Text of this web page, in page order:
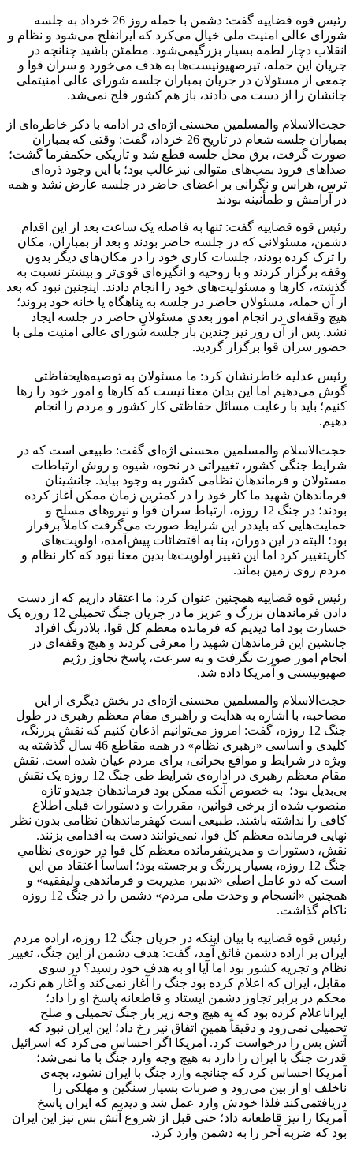
رئیس قوه قضاییه گفت: دشمن با حمله روز 26 خرداد به جلسه
شورای عالی امنیت ملی خیال می‌کرد که ایرانفلج می‌شود و نظام و
انقلاب دچار لطمه بسیار بزرگیمی‌شود. مطمئن باشید چنانچه در
جریان این حمله، تیرصهیونیست‌ها به هدف می‌خورد و سران قوا و
جمعی از مسئولان در جریان بمباران جلسه شورای عالی امنیتملی
جانشان را از دست می دادند، باز هم کشور فلج نمی‌شد.
حجت‌الاسلام والمسلمین محسنی اژه‌ای در ادامه با ذکر خاطره‌ای از
بمباران جلسه شعام در تاریخ 26 خرداد، گفت: وقتی که بمباران
صورت گرفت، برق محل جلسه قطع شد و تاریکی حکمفرما گشت؛
صداهای فرود بمب‌های متوالی نیز غالب بود؛ با این وجود ذره‌ای
ترس، هراس و نگرانی بر اعضای حاضر در جلسه عارض نشد و همه
در آرامش و طمأنینه بودند
رئیس قوه قضاییه گفت: تنها به فاصله یک ساعت بعد از این اقدام
دشمن، مسئولانی که در جلسه حاضر بودند و‌ بعد از بمباران، مکان
را ترک کرده بودند، جلسات کاری خود را در مکان‌های دیگر بدون
وقفه برگزار کردند و با روحیه و انگیزه‌ای قوی‌تر و بیشتر نسبت به
گذشته، کارها و مسئولیت‌های خود را انجام دادند. اینچنین نبود که بعد
از آن حمله، مسئولان حاضر در جلسه به پناهگاه یا خانه خود بروند؛
هیچ وقفه‌ای در انجام امور بعدیِ مسئولانِ حاضر در جلسه ایجاد
نشد. پس از آن روز نیز چندین بار جلسه شورای عالی امنیت ملی با
حضور سران قوا برگزار گردید.
رئیس عدلیه خاطرنشان کرد: ما مسئولان به توصیه‌هایحفاظتی
گوش می‌دهیم اما این بدان معنا نیست که کارها و امور خود را رها
کنیم؛ باید با رعایت مسائل حفاظتی کار کشور و مردم را انجام
دهیم.
حجت‌الاسلام والمسلمین محسنی اژه‌ای گفت: طبیعی است که در
شرایط جنگی کشور، تغییراتی در نحوه، شیوه و روش ارتباطات
مسئولان و فرماندهان نظامی کشور به وجود بیاید. جانشینان
فرماندهان شهید ما کار خود را در کمترین زمان ممکن آغاز کرده
بودند؛ در جنگ 12 روزه، ارتباط سران قوا و نیروهای مسلح و
حمایت‌هایی که بایددر این شرایط صورت می‌گرفت کاملاً برقرار
بود؛ البته در این دوران، بنا به اقتضائات پیش‌آمده، اولویت‌های
کاریتغییر کرد اما این تغییر اولویت‌ها بدین معنا نبود که کار‌ نظام و
مردم روی زمین بماند.
رئیس قوه قضاییه همچنین عنوان کرد: ما اعتقاد داریم که از دست
دادن فرماندهان بزرگ و عزیز ما در جریان جنگ تحمیلی 12 روزه یک
خسارت بود اما دیدیم که فرمانده معظم کل قوا، بلادرنگ افراد
جانشین این فرماندهان شهید را معرفی کردند و هیچ وقفه‌ای در
انجام امور صورت نگرفت و به سرعت، پاسخ تجاوز رژیم
صهیونیستی و آمریکا داده شد.
حجت‌الاسلام والمسلمین محسنی اژه‌ای در بخش دیگری از این
مصاحبه، با اشاره به هدایت و راهبری مقام معظم رهبری در طول
جنگ 12 روزه، گفت: امروز می‌توانیم اذعان کنیم که نقش پررنگ،
کلیدی و اساسی «رهبری نظام» در همه مقاطع 46 سال گذشته به
ویژه در شرایط و مواقع بحرانی، برای مردم عیان شده است. نقش
مقام معظم رهبری در اداره‌ی شرایط طی جنگ 12 روزه یک نقش
بی‌بدیل بود؛ ‍ به خصوص آنکه ممکن بود فرماندهان جدیدو تازه
منصوب شده از برخی قوانین، مقررات و دستورات قبلی اطلاع
کافی را نداشته باشند. طبیعی است کهفرماندهان نظامی بدون نظر
نهایی فرمانده معظم کل قوا، نمی‌توانند دست به اقدامی بزنند.
نقش، دستورات و مدیریتفرمانده معظم کل قوا در حوزه‌ی نظامیِ
جنگ 12 روزه، بسیار پررنگ و برجسته بود؛ اساساً اعتقاد من این
است که دو عامل اصلی «تدبیر، مدیریت و فرماندهی ولیفقیه» و
همچنین «انسجام و وحدت ملی مردم» دشمن را در جنگ 12 روزه
ناکام گذاشت.
رئیس قوه قضاییه با بیان اینکه در جریان جنگ 12 روزه، اراده مردم
ایران بر اراده دشمن فائق آمد، گفت: هدف دشمن از این جنگ، تغییر
نظام و تجزیه کشور بود اما آیا او به هدف خود رسید؟ در سوی
مقابل، ایران که اعلام کرده بود جنگ را آغاز نمی‌کند و آغاز هم نکرد،
محکم در برابر تجاوز دشمن ایستاد و قاطعانه پاسخ او را داد؛
ایراناعلام کرده بود که به هیچ وجه زیر بار جنگ تحمیلی و صلح
تحمیلی نمی‌رود و دقیقاً همین اتفاق نیز رخ داد؛ این ایران نبود که
آتش بس را درخواست کرد. آمریکا اگر احساس می‌کرد که اسرائیل
قدرت جنگ با ایران را دارد به هیچ وجه وارد جنگ با ما نمی‌شد؛
آمریکا احساس کرد که چنانچه وارد جنگ با ایران نشود، بچه‌ی
ناخلف او از بین می‌رود و ضربات بسیار سنگین و مهلکی را
دریافتمی‌کند فلذا خودش وارد عمل شد و دیدیم که ایران پاسخ
آمریکا را نیز قاطعانه داد؛ حتی قبل از شروع آتش بس نیز این ایران
بود که ضربه آخر را به دشمن وارد کرد.